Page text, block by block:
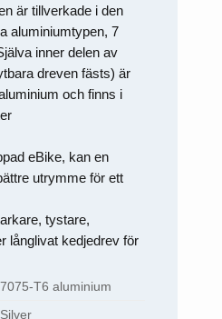
är tillverkade i den
aluminiumtypen, 7
inner delen av
dreven fästs) är
och finns i
eBike, kan en
utrymme för ett
tystare,
långlivat kedjedrev för
7075-T6 aluminium
Silver